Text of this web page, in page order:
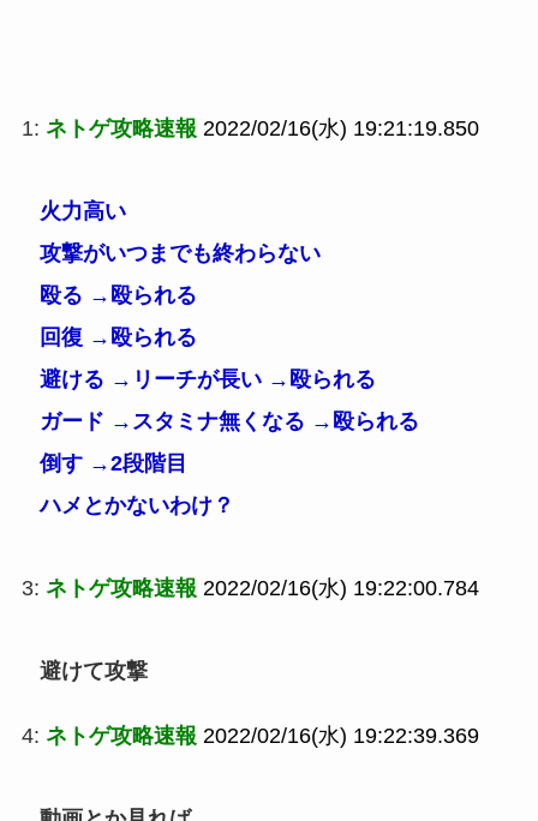
1: ネトゲ攻略速報 2022/02/16(水) 19:21:19.850
火力高い
攻撃がいつまでも終わらない
殴る →殴られる
回復 →殴られる
避ける →リーチが長い →殴られる
ガード →スタミナ無くなる →殴られる
倒す →2段階目
ハメとかないわけ？
3: ネトゲ攻略速報 2022/02/16(水) 19:22:00.784
避けて攻撃
4: ネトゲ攻略速報 2022/02/16(水) 19:22:39.369